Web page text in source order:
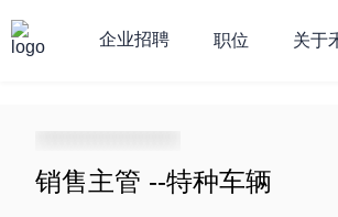
企业招聘 职位 关于
销售主管 --特种车辆